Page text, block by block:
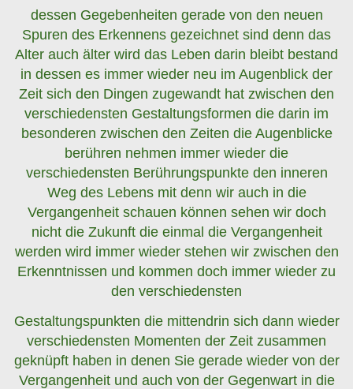
dessen Gegebenheiten gerade von den neuen
Spuren des Erkennens gezeichnet sind denn das
Alter auch älter wird das Leben darin bleibt bestand
in dessen es immer wieder neu im Augenblick der
Zeit sich den Dingen zugewandt hat zwischen den
verschiedensten Gestaltungsformen die darin im
besonderen zwischen den Zeiten die Augenblicke
berühren nehmen immer wieder die
verschiedensten Berührungspunkte den inneren
Weg des Lebens mit denn wir auch in die
Vergangenheit schauen können sehen wir doch
nicht die Zukunft die einmal die Vergangenheit
werden wird immer wieder stehen wir zwischen den
Erkenntnissen und kommen doch immer wieder zu
den verschiedensten
Gestaltungspunkten die mittendrin sich dann wieder
verschiedensten Momenten der Zeit zusammen
geknüpft haben in denen Sie gerade wieder von der
Vergangenheit und auch von der Gegenwart in die